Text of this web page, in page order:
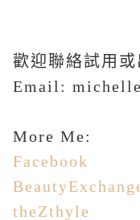
歡迎聯絡試用
Email:
More Me:
Facebook
theZthyle